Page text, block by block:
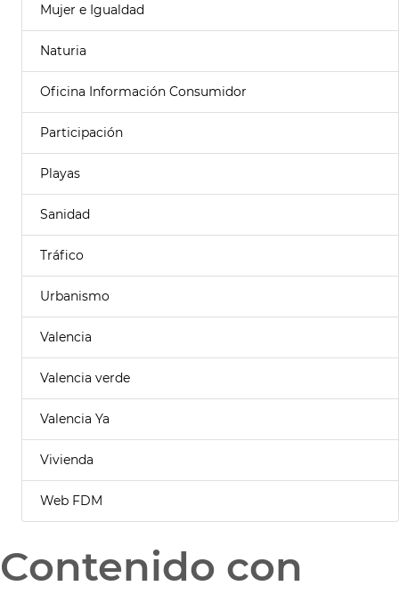
Mujer e Igualdad
Naturia
Oficina Información Consumidor
Participación
Playas
Sanidad
Tráfico
Urbanismo
Valencia
Valencia verde
Valencia Ya
Vivienda
Web FDM
Contenido con